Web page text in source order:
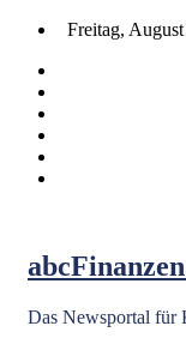
Skip
content
Freitag,
Das Newsportal für